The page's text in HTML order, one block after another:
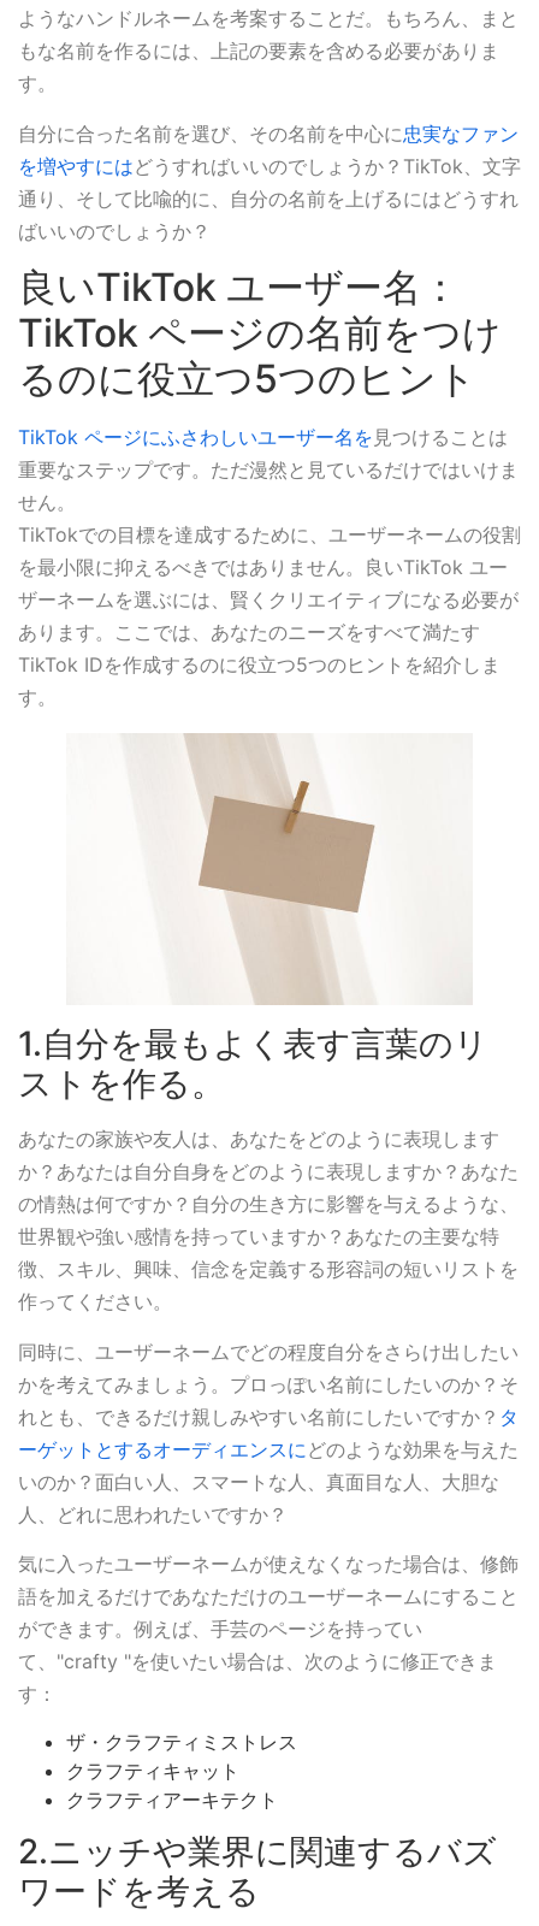
ようなハンドルネームを考案することだ。もちろん、まと
もな名前を作るには、上記の要素を含める必要がありま
す。
自分に合った名前を選び、その名前を中心に忠実なファン
を増やすにはどうすればいいのでしょうか？TikTok、文字
通り、そして比喩的に、自分の名前を上げるにはどうすれ
ばいいのでしょうか？
良いTikTok ユーザー名：
TikTok ページの名前をつけ
るのに役立つ5つのヒント
TikTok ページにふさわしいユーザー名を 見つけることは
重要なステップです。ただ漫然と見ているだけではいけま
せん。
TikTokでの目標を達成するために、ユーザーネームの役割
を最小限に抑えるべきではありません。良いTikTok ユー
ザーネームを選ぶには、賢くクリエイティブになる必要が
あります。ここでは、あなたのニーズをすべて満たす
TikTok IDを作成するのに役立つ5つのヒントを紹介しま
す。
1.自分を最もよく表す言葉のリ
ストを作る。
あなたの家族や友人は、あなたをどのように表現します
か？あなたは自分自身をどのように表現しますか？あなた
の情熱は何ですか？自分の生き方に影響を与えるような、
世界観や強い感情を持っていますか？あなたの主要な特
徴、スキル、興味、信念を定義する形容詞の短いリストを
作ってください。
同時に、ユーザーネームでどの程度自分をさらけ出したい
かを考えてみましょう。プロっぽい名前にしたいのか？そ
れとも、できるだけ親しみやすい名前にしたいですか？ タ
ーゲットとするオーディエンスに どのような効果を与えた
いのか？面白い人、スマートな人、真面目な人、大胆な
人、どれに思われたいですか？
気に入ったユーザーネームが使えなくなった場合は、修飾
語を加えるだけであなただけのユーザーネームにすること
ができます。例えば、手芸のページを持ってい
て、"crafty "を使いたい場合は、次のように修正できま
す：
ザ・クラフティミストレス
クラフティキャット
クラフティアーキテクト
2.ニッチや業界に関連するバズ
ワードを考える